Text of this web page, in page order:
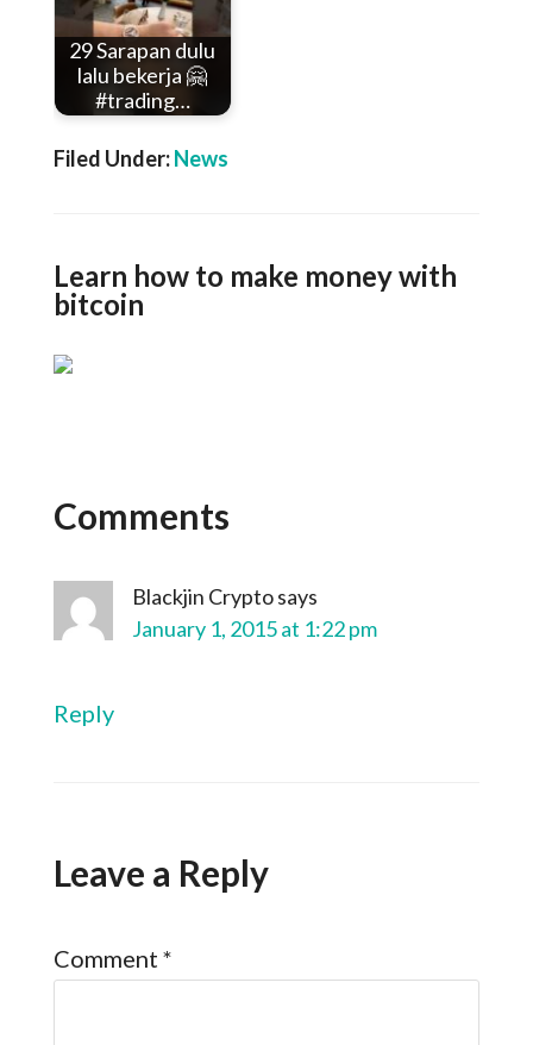
29 Sarapan dulu
lalu bekerja 🤗
#trading…
Filed Under:News
Learn how to make money with
bitcoin
Comments
Blackjin Cryptosays
January 1, 2015 at 1:22 pm
Reply
Leave a Reply
Comment *